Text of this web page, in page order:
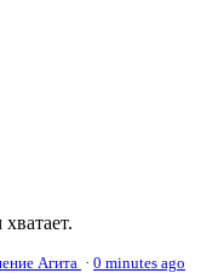
Агита · 0 minutes ago